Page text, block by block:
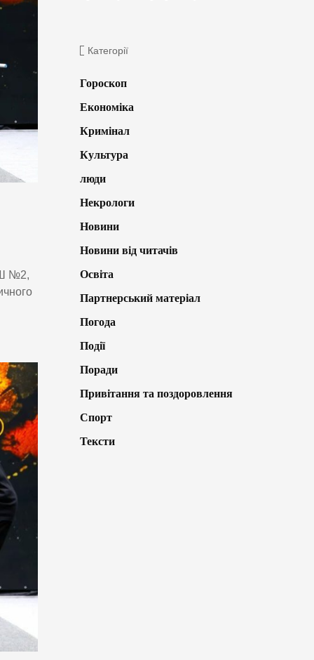
№2,
Категорії
Гороскоп
Економіка
Кримінал
Культура
люди
Некрологи
Новини
Новини від читачів
Освіта
Партнерський матеріал
Погода
Події
Поради
Привітання та поздоровлення
Спорт
Тексти